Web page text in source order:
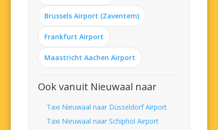
Brussels Airport (Zaventem)
Frankfurt Airport
Maastricht Aachen Airport
Ook vanuit Nieuwaal naar
Taxi Nieuwaal naar Düsseldorf Airport
Taxi Nieuwaal naar Schiphol Airport